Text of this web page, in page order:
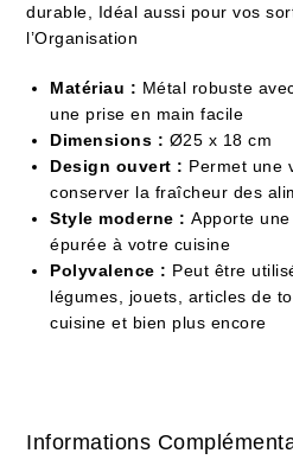
durable, Idéal aussi pour vos
l’Organisation
Matériau : Métal robuste
une prise en main facile
Dimensions : Ø25 x 18 cm
Design ouvert : Permet une
conserver la fraîcheur des
Style moderne : Apporte
épurée à votre cuisine
Polyvalence : Peut être
légumes, jouets, articles de
cuisine et bien plus encore
Informations